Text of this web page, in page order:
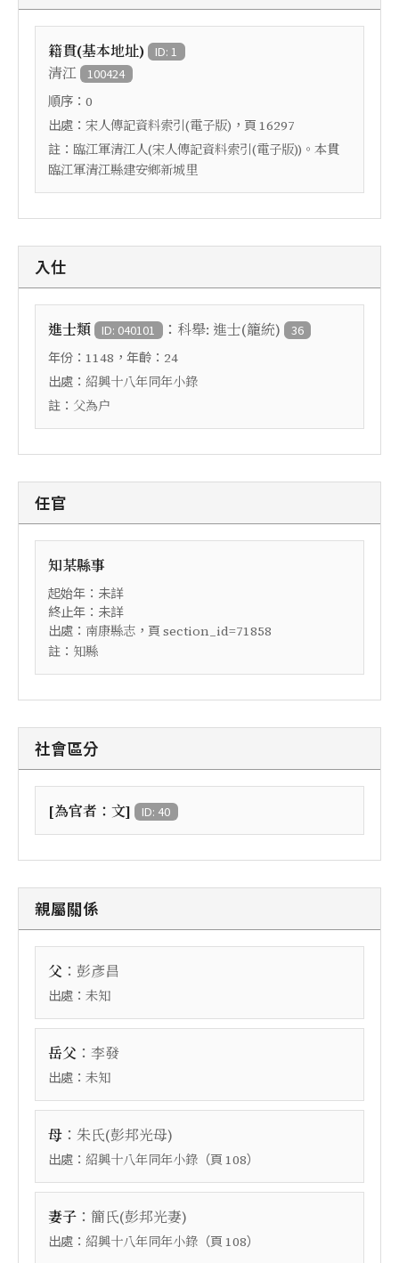
籍貫(基本地址) ID: 1
清江 100424
順序： 0
出處： 宋人傳記資料索引(電子版) ，頁 16297
註： 臨江軍清江人(宋人傳記資料索引(電子版))。本貫
臨江軍清江縣建安鄉新城里
入仕
進士類 ID: 040101 ： 科舉: 進士(籠統) 36
年份： 1148 ，年齡： 24
出處： 紹興十八年同年小錄
註： 父為户
任官
知某縣事
起始年：未詳
終止年：未詳
出處： 南康縣志 ，頁 section_id=71858
註： 知縣
社會區分
[為官者：文] ID: 40
親屬關係
父 ： 彭彥昌
出處： 未知
岳父 ： 李發
出處： 未知
母 ： 朱氏(彭邦光母)
出處： 紹興十八年同年小錄 （頁 108）
妻子 ： 簡氏(彭邦光妻)
出處： 紹興十八年同年小錄 （頁 108）